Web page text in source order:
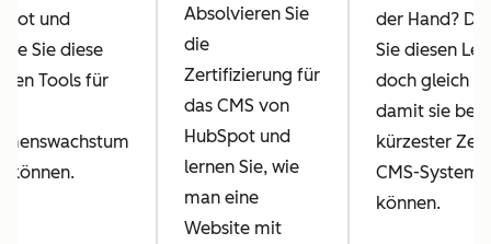
und
Sie diese
Tools für
können.
Absolvieren Sie
die
Zertifizierung für
das CMS von
HubSpot und
lernen Sie, wie
man eine
Website mit
der Hand?
Sie diesen
doch gleich
damit sie
kürzester
CMS-System
können.